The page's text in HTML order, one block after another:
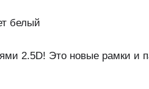
белый
2.5D! Это новые рамки и